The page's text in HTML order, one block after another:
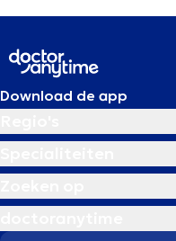
Download de app